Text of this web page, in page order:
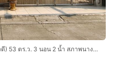
บ้านเดี่ยวชั้นเดียว หมู่บ้านเรวดี (ซอยเรวดี) 53 ตร.ว. 3 นอน 2 น้ำ สภาพนางฟ้า จอดรถ 2 คัน ราคา 4.5 ล้าน